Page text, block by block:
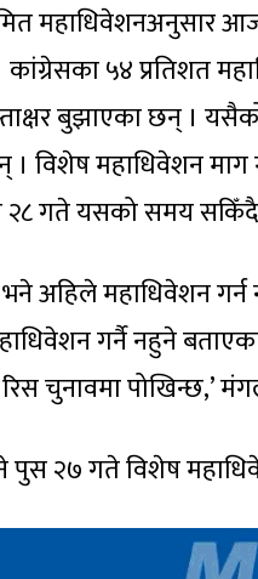
महाधिवेशनअनुसार
५४ प्रतिशत
बुझाएका छन् ।
विशेष महाधिवेशन माग
गते यसको समय
अहिले महाधिवेशन
गर्नै नहुने
चुनावमा पोखिन्छ,’
२७ गते विशेष